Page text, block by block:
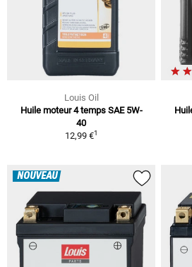
Louis Oil
Huile moteur 4 temps SAE 5W-
40
12,99 €1
NOUVEAU